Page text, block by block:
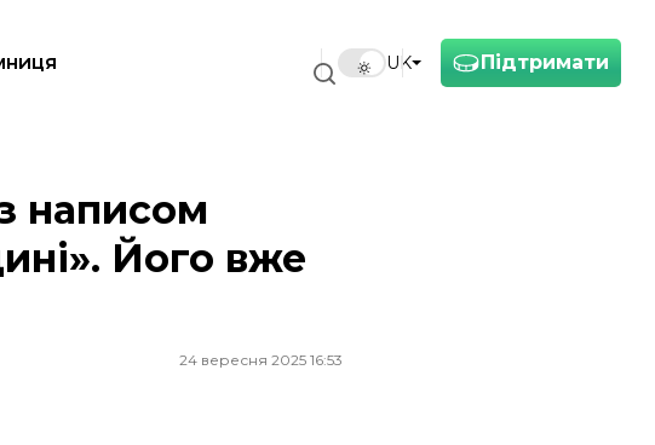
Підтримати
UK
написом
Його вже
24 вересня 2025 16:53